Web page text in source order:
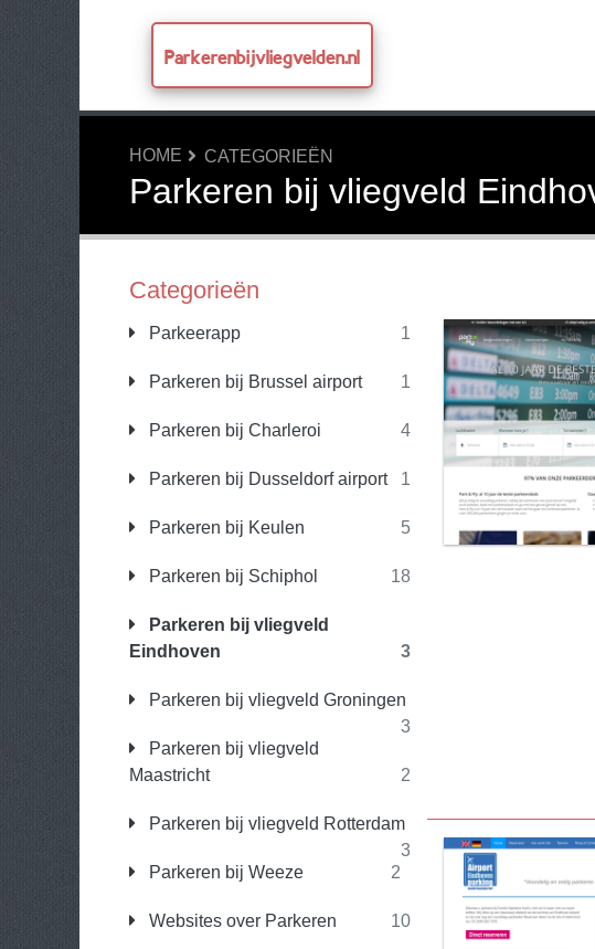
Parkerenbijvliegvelden.nl
HOME CATEGORIEËN
Parkeren bij vliegveld
Categorieën
Parkeerapp 1
Parkeren bij Brussel airport 1
Parkeren bij Charleroi 4
Parkeren bij Dusseldorf airport 1
Parkeren bij Keulen 5
Parkeren bij Schiphol 18
Parkeren bij vliegveld
Eindhoven
3
Parkeren bij vliegveld Groningen
3
Parkeren bij vliegveld
Maastricht
2
Parkeren bij vliegveld Rotterdam
3
Parkeren bij Weeze
2
Websites over Parkeren 10